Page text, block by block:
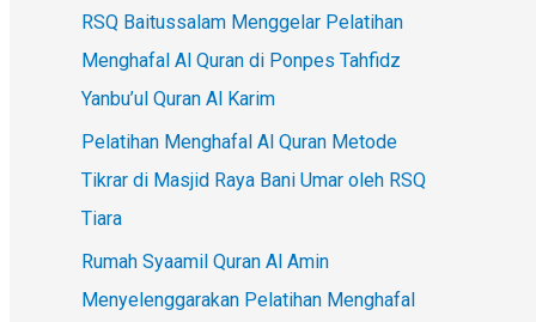
RSQ Baitussalam Menggelar Pelatihan
Menghafal Al Quran di Ponpes Tahfidz
Yanbu’ul Quran Al Karim
Pelatihan Menghafal Al Quran Metode
Tikrar di Masjid Raya Bani Umar oleh RSQ
Tiara
Rumah Syaamil Quran Al Amin
Menyelenggarakan Pelatihan Menghafal